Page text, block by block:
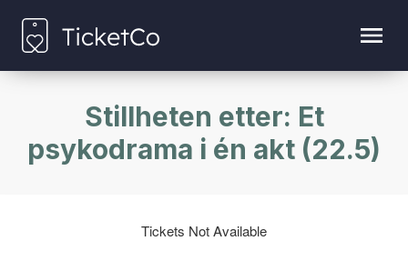
Stillheten etter: Et
psykodrama i én akt (22.5)
Tickets Not Available